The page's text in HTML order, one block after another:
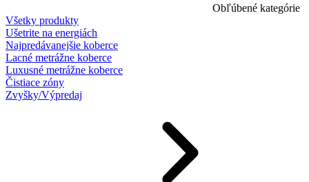
Obľúbené kategórie
Všetky produkty
Ušetrite na energiách
Najpredávanejšie koberce
Lacné metrážne koberce
Luxusné metrážne koberce
Čistiace zóny
Zvyšky/Výpredaj